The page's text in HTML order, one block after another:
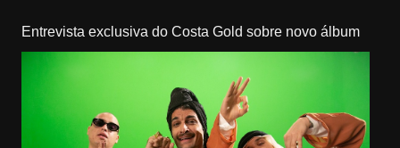
Entrevista exclusiva do Costa Gold sobre novo álbum